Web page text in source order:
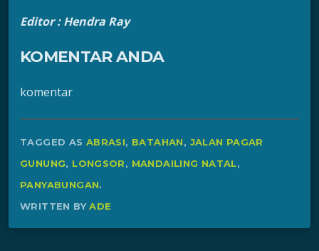
Editor : Hendra Ray
KOMENTAR ANDA
komentar
TAGGED AS ABRASI, BATAHAN, JALAN PAGAR
GUNUNG, LONGSOR, MANDAILING NATAL,
PANYABUNGAN.
WRITTEN BYADE